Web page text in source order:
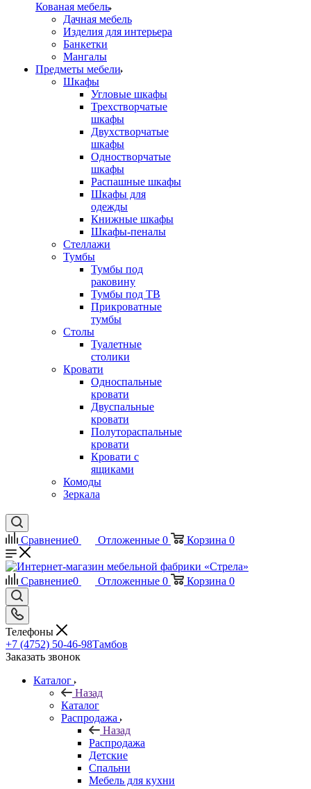
Кованая мебель
Дачная мебель
Изделия для интерьера
Банкетки
Мангалы
Предметы мебели
Шкафы
Угловые шкафы
Трехстворчатые
шкафы
Двухстворчатые
шкафы
Одностворчатые
шкафы
Распашные шкафы
Шкафы для
одежды
Книжные шкафы
Шкафы-пеналы
Стеллажи
Тумбы
Тумбы под
раковину
Тумбы под ТВ
Прикроватные
тумбы
Столы
Туалетные
столики
Кровати
Односпальные
кровати
Двуспальные
кровати
Полутораспальные
кровати
Кровати с
ящиками
Комоды
Зеркала
Сравнение0 Отложенные 0 Корзина 0
Сравнение0 Отложенные 0 Корзина 0
Телефоны
+7 (4752) 50-46-98Тамбов
Заказать звонок
Каталог
Назад
Каталог
Распродажа
Назад
Распродажа
Детские
Спальни
Мебель для кухни